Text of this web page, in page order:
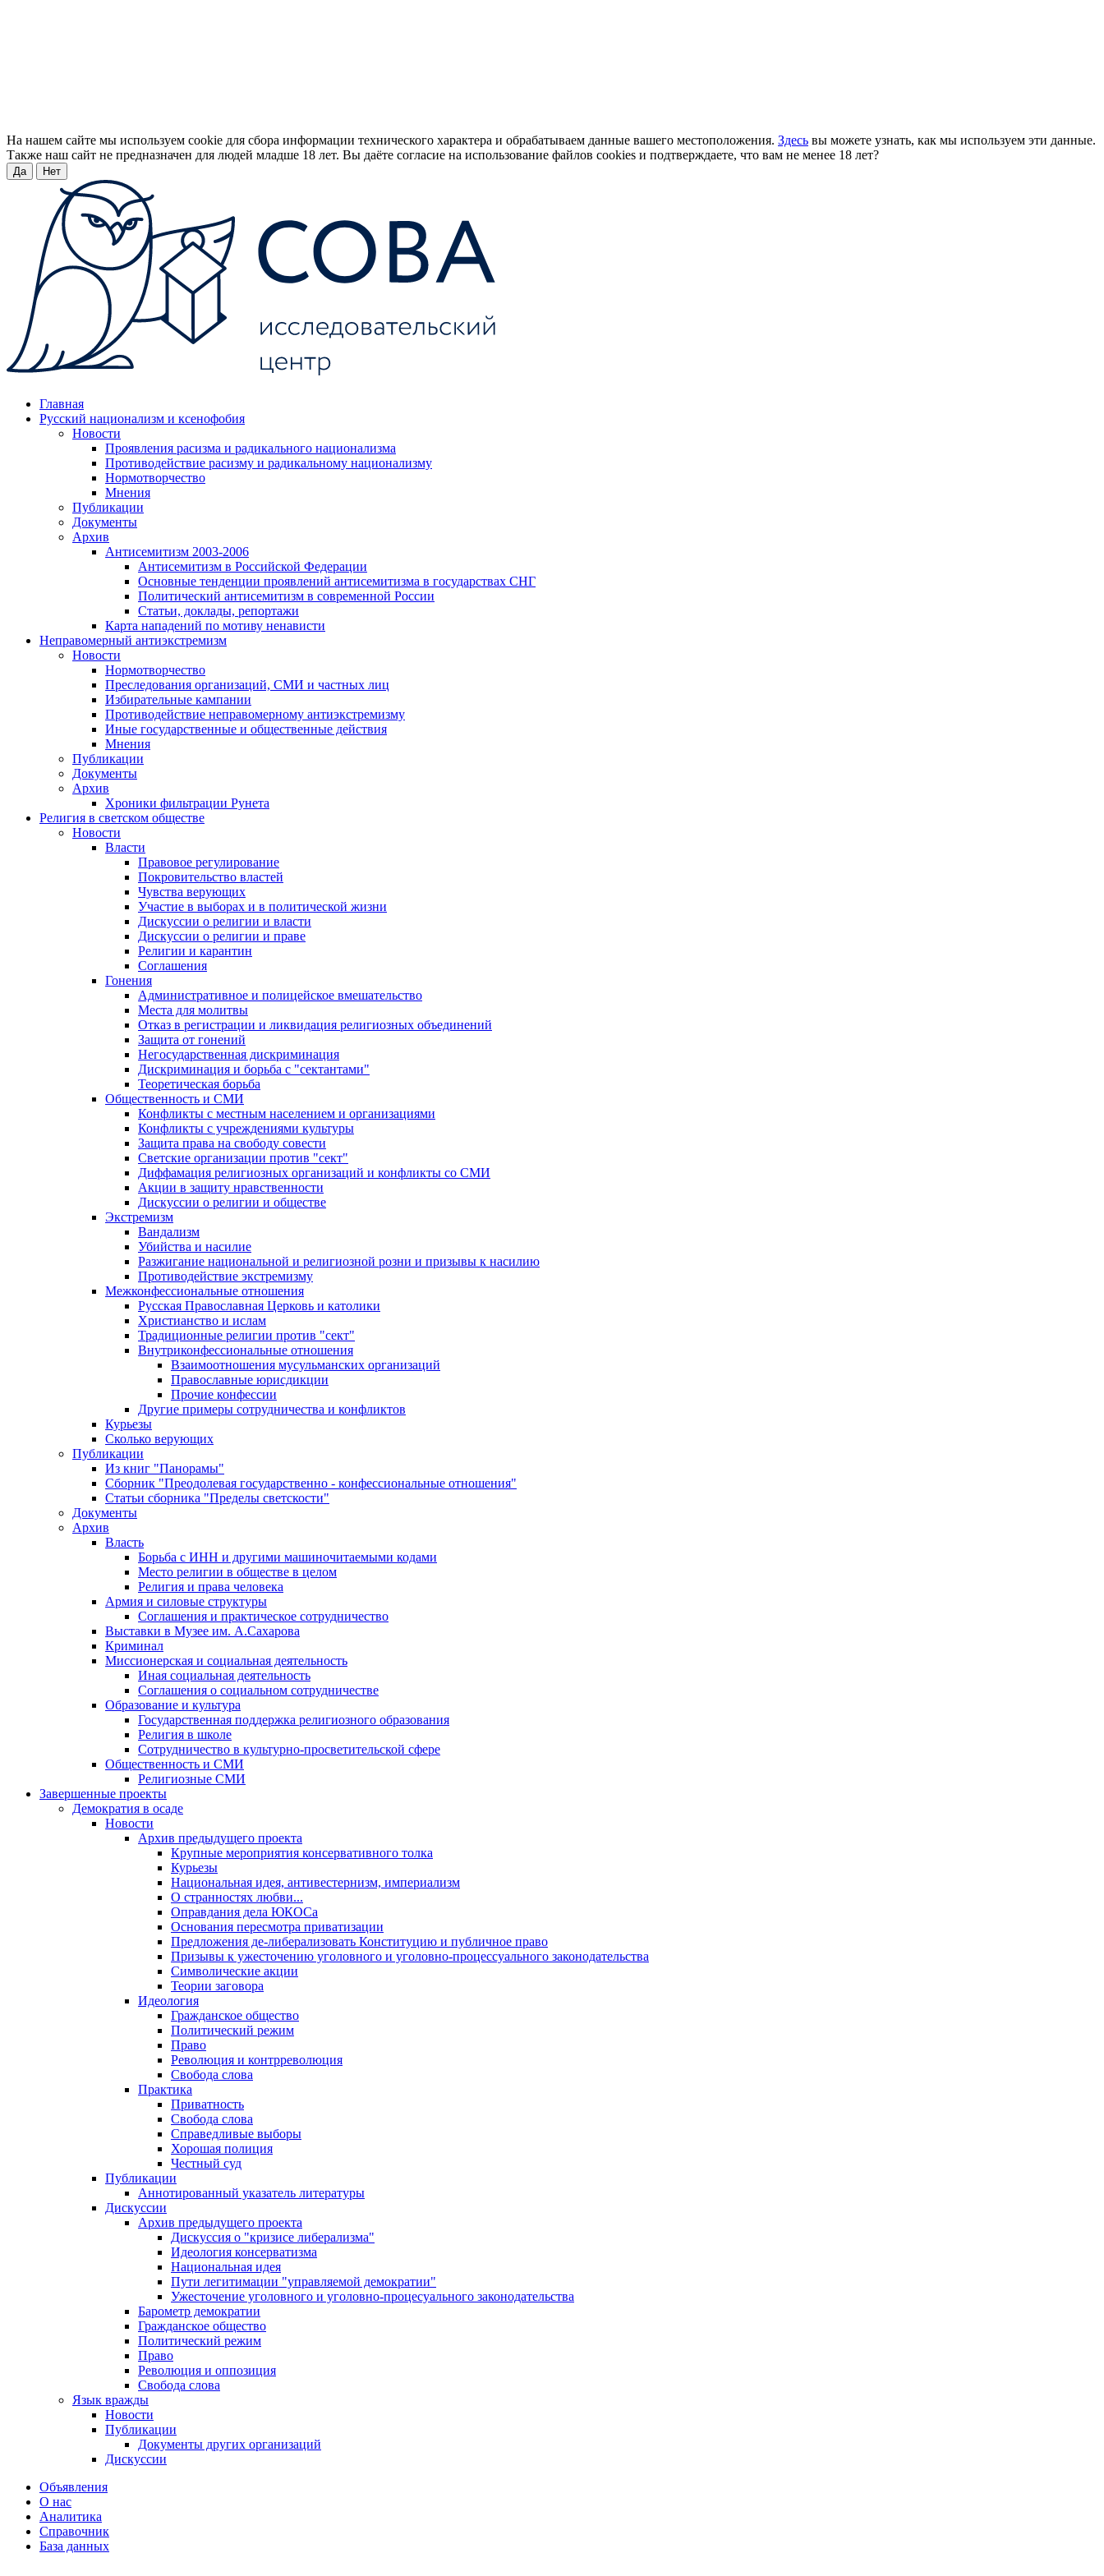
На нашем сайте мы используем cookie для сбора информации технического характера и обрабатываем данные вашего местоположения. Здесь вы можете узнать, как мы используем эти данные.
Также наш сайт не предназначен для людей младше 18 лет. Вы даёте согласие на использование файлов cookies и подтверждаете, что вам не менее 18 лет?
Да Нет
Главная
Русский национализм и ксенофобия
Новости
Проявления расизма и радикального национализма
Противодействие расизму и радикальному национализму
Нормотворчество
Мнения
Публикации
Документы
Архив
Антисемитизм 2003-2006
Антисемитизм в Российской Федерации
Основные тенденции проявлений антисемитизма в государствах СНГ
Политический антисемитизм в современной России
Статьи, доклады, репортажи
Карта нападений по мотиву ненависти
Неправомерный антиэкстремизм
Новости
Нормотворчество
Преследования организаций, СМИ и частных лиц
Избирательные кампании
Противодействие неправомерному антиэкстремизму
Иные государственные и общественные действия
Мнения
Публикации
Документы
Архив
Хроники фильтрации Рунета
Религия в светском обществе
Новости
Власти
Правовое регулирование
Покровительство властей
Чувства верующих
Участие в выборах и в политической жизни
Дискуссии о религии и власти
Дискуссии о религии и праве
Религии и карантин
Соглашения
Гонения
Административное и полицейское вмешательство
Места для молитвы
Отказ в регистрации и ликвидация религиозных объединений
Защита от гонений
Негосударственная дискриминация
Дискриминация и борьба с "сектантами"
Теоретическая борьба
Общественность и СМИ
Конфликты с местным населением и организациями
Конфликты с учреждениями культуры
Защита права на свободу совести
Светские организации против "сект"
Диффамация религиозных организаций и конфликты со СМИ
Акции в защиту нравственности
Дискуссии о религии и обществе
Экстремизм
Вандализм
Убийства и насилие
Разжигание национальной и религиозной розни и призывы к насилию
Противодействие экстремизму
Межконфессиональные отношения
Русская Православная Церковь и католики
Христианство и ислам
Традиционные религии против "сект"
Внутриконфессиональные отношения
Взаимоотношения мусульманских организаций
Православные юрисдикции
Прочие конфессии
Другие примеры сотрудничества и конфликтов
Курьезы
Сколько верующих
Публикации
Из книг "Панорамы"
Сборник "Преодолевая государственно - конфессиональные отношения"
Статьи сборника "Пределы светскости"
Документы
Архив
Власть
Борьба с ИНН и другими машиночитаемыми кодами
Место религии в обществе в целом
Религия и права человека
Армия и силовые структуры
Соглашения и практическое сотрудничество
Выставки в Музее им. А.Сахарова
Криминал
Миссионерская и социальная деятельность
Иная социальная деятельность
Соглашения о социальном сотрудничестве
Образование и культура
Государственная поддержка религиозного образования
Религия в школе
Сотрудничество в культурно-просветительской сфере
Общественность и СМИ
Религиозные СМИ
Завершенные проекты
Демократия в осаде
Новости
Архив предыдущего проекта
Крупные мероприятия консервативного толка
Курьезы
Национальная идея, антивестернизм, империализм
О странностях любви...
Оправдания дела ЮКОСа
Основания пересмотра приватизации
Предложения де-либерализовать Конституцию и публичное право
Призывы к ужесточению уголовного и уголовно-процессуального законодательства
Символические акции
Теории заговора
Идеология
Гражданское общество
Политический режим
Право
Революция и контрреволюция
Свобода слова
Практика
Приватность
Свобода слова
Справедливые выборы
Хорошая полиция
Честный суд
Публикации
Аннотированный указатель литературы
Дискуссии
Архив предыдущего проекта
Дискуссия о "кризисе либерализма"
Идеология консерватизма
Национальная идея
Пути легитимации "управляемой демократии"
Ужесточение уголовного и уголовно-процесуального законодательства
Барометр демократии
Гражданское общество
Политический режим
Право
Революция и оппозиция
Свобода слова
Язык вражды
Новости
Публикации
Документы других организаций
Дискуссии
Объявления
О нас
Аналитика
Справочник
База данных